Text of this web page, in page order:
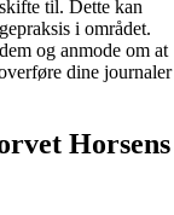
til. Dette kan
i området.
og anmode om at
dine journaler
Horsens